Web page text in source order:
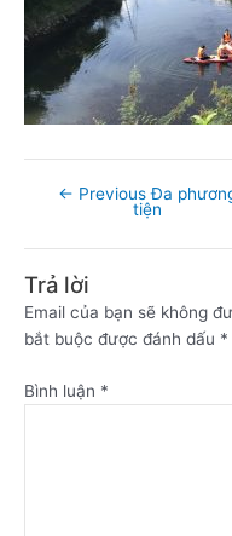
← Previous Đa
tiện
Trả lời
Email của bạn sẽ không
bắt buộc được đánh dấu *
Bình luận *